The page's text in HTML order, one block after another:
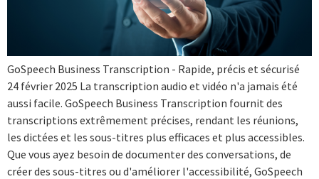
GoSpeech Business Transcription - Rapide, précis et sécurisé
24 février 2025 La transcription audio et vidéo n'a jamais été
aussi facile. GoSpeech Business Transcription fournit des
transcriptions extrêmement précises, rendant les réunions,
les dictées et les sous-titres plus efficaces et plus accessibles.
Que vous ayez besoin de documenter des conversations, de
créer des sous-titres ou d'améliorer l'accessibilité, GoSpeech